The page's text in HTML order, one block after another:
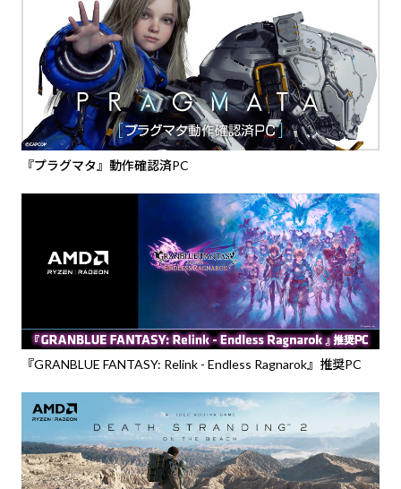
『プラグマタ』動作確認済PC
『GRANBLUE FANTASY: Relink - Endless Ragnarok』推奨PC